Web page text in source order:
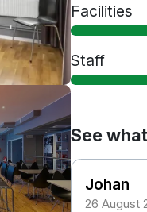
Facilities
Staff
See
Johan
26 August